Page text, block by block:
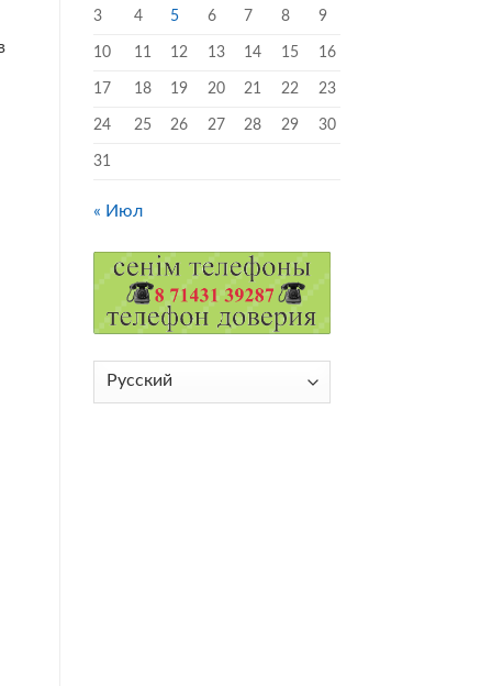
3 4 5 6 7 8 9
10 11 12 13 14 15 16
17 18 19 20 21 22 23
24 25 26 27 28 29 30
31
« Июл
Выбрать